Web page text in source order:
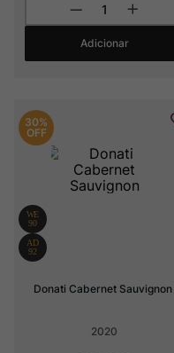
Adicionar
30%
OFF
Donati Cabernet Sauvignon
2020